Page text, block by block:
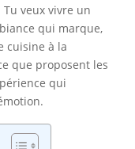
veux vivre un
qui marque,
cuisine à la
que proposent les
qui